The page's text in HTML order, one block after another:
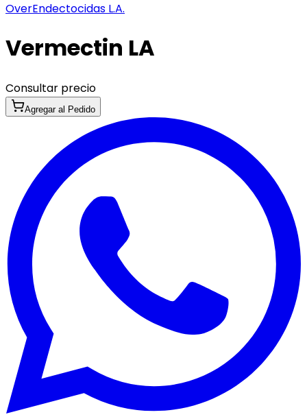
OverEndectocidas L.A.
Vermectin LA
Consultar precio
Agregar al Pedido